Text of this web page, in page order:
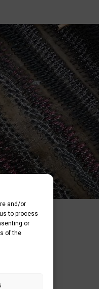
and/or
to process
or
of the